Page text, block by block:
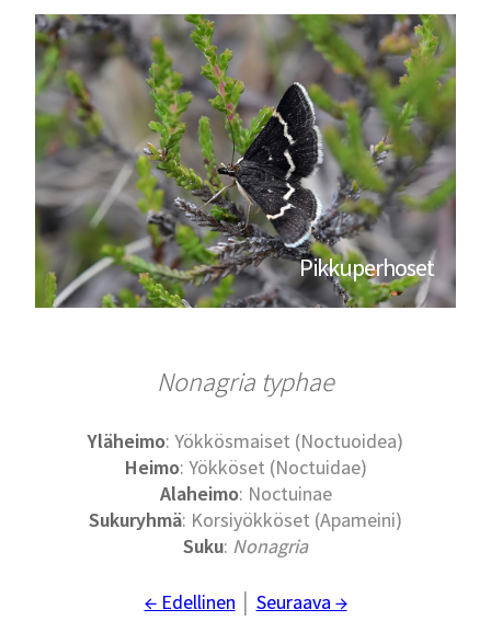
Pikkuperhoset
Nonagria typhae
Yläheimo: Yökkösmaiset (Noctuoidea)
Heimo: Yökköset (Noctuidae)
Alaheimo: Noctuinae
Sukuryhmä: Korsiyökköset (Apameini)
Suku: Nonagria
← Edellinen Seuraava →